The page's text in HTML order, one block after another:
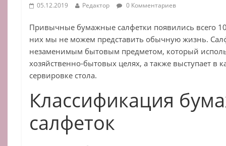
05.12.2019 Редактор 0 Комментариев
Привычные бумажные салфетки появились всего
них мы не можем представить обычную жизнь.
незаменимым бытовым предметом, который
хозяйственно-бытовых целях, а также выступает в
сервировке стола.
Классификация
салфеток